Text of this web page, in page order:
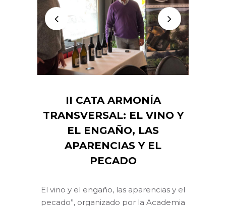
II CATA ARMONÍA
TRANSVERSAL: EL VINO Y
EL ENGAÑO, LAS
APARENCIAS Y EL
PECADO
El vino y el engaño, las aparencias y el
pecado”, organizado por la Academia